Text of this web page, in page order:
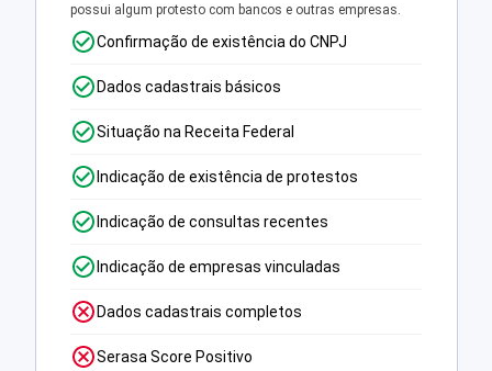
possui algum protesto com bancos e outras empresas.
Confirmação de existência do CNPJ
Dados cadastrais básicos
Situação na Receita Federal
Indicação de existência de protestos
Indicação de consultas recentes
Indicação de empresas vinculadas
Dados cadastrais completos
Serasa Score Positivo